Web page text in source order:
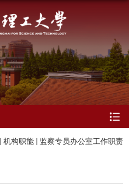
机构职能 监察专员办公室工作职责